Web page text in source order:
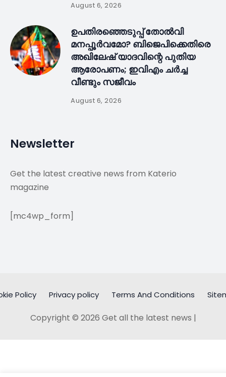
August 6, 2026
ഉപതിരഞ്ഞെടുപ്പ് തോൽവി
മനപ്പൂർവമോ? ബിജെപിക്കെതിരെ
അഖിലേഷ് യാദവിന്റെ പുതിയ
ആരോപണം; ഇവിഎം ചർച്ച
വീണ്ടും സജീവം
August 6, 2026
Newsletter
Get the latest creative news from Katerio
magazine
[mc4wp_form]
Policy Privacy policy Terms And Conditions
Copyright © 2026 Get all the latest news |